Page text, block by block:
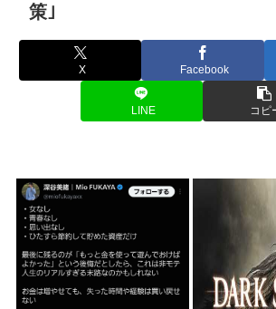
【動画】かつてYUIと呼ばれた平成チー牛が
トー横...
「ずいぶん優雅」茂木敏充外相 熊本の被災
【衝撃】大竹玖瑠美さんの叔父「玖瑠美さ
近所の公園のトイレがハッテン場になって
ればゲイ...
リュックに射精した男、逮捕。
国土交通省さん「全日空機と国土交通省の
たけど”...
50歳でマッチングアプリも婚活イベントも
ッサンだ...
元ジャンポケ・斉藤慎二被告の妻・瀬戸サ
策｣
X Facebook
LINE コピ